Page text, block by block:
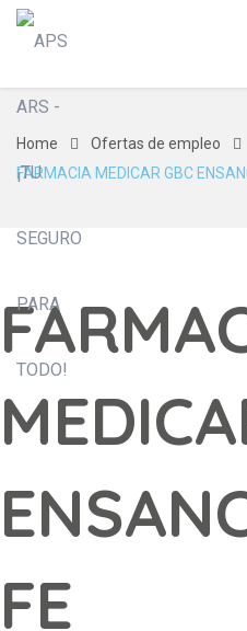
Home
Ofertas de empleo
FARMACIA MEDICAR GBC
FE